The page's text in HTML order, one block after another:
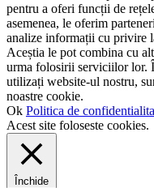
pentru a oferi funcții de
asemenea, le oferim
analize informații cu privire
Aceștia le pot combina cu
urma folosirii serviciilor lor.
utilizați website-ul nostru,
noastre cookie.
Ok Politica de
Acest site foloseste cookies.
Închide